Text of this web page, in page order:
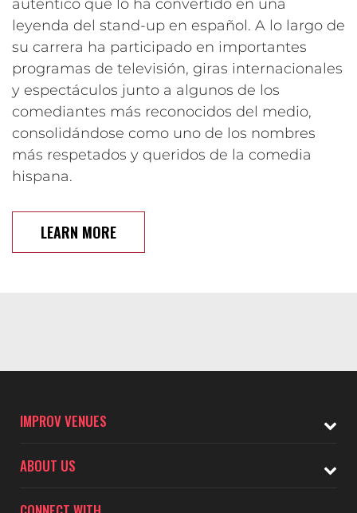
auténtico que lo ha convertido en una
leyenda del stand-up en español. A lo largo de
su carrera ha participado en importantes
programas de televisión, giras internacionales
y espectáculos junto a algunos de los
comediantes más reconocidos del medio,
consolidándose como uno de los nombres
más respetados y queridos de la comedia
hispana.
LEARN MORE
IMPROV VENUES
ABOUT US